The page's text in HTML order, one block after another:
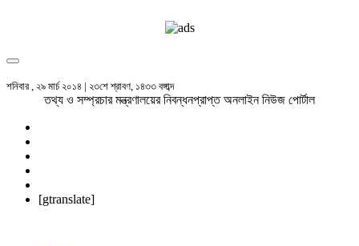
শনিবার , ২৯ মার্চ ২০১৪ | ২৩শে শ্রাবণ, ১৪৩৩ বঙ্গাব্দ
তথ্য ও সম্প্রচার মন্ত্রণালয়ের নিবন্ধনপ্রাপ্ত অনলাইন নিউজ পোর্টাল
[gtranslate]